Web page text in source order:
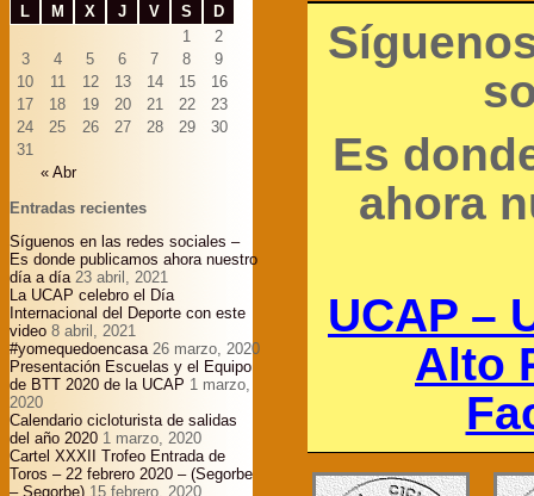
L
M X J V S D
« Abr
1
2
3
4 5 6 7 8
9
10
11 12 13 14 15
16
17
18 19 20 21 22
23
24
25 26 27 28 29
30
31
Entradas recientes
Síguenos en las redes sociales –
Es donde publicamos ahora nuestro
día a día 23 abril, 2021
La UCAP celebro el Día
Internacional del Deporte con este
video 8 abril, 2021
#yomequedoencasa 26 marzo, 2020
Presentación Escuelas y el Equipo
de BTT 2020 de la UCAP 1 marzo,
2020
Calendario cicloturista de salidas
del año 2020 1 marzo, 2020
Cartel XXXII Trofeo Entrada de
Toros – 22 febrero 2020 – (Segorbe
– Segorbe) 15 febrero, 2020
Es
ahora
UCAP –
Alto